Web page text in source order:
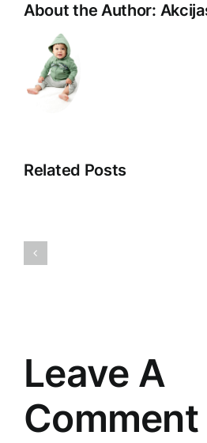
About the Author:
Related Posts
Leave A
Comment